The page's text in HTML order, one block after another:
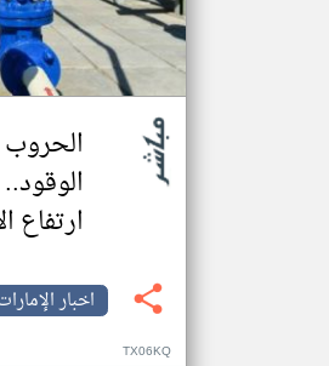
ارتفاع
اخبار
TX06KQ